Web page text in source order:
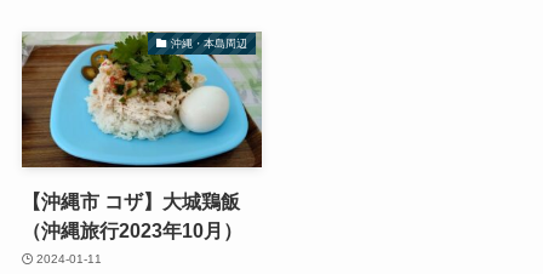
沖縄・本島周辺
【沖縄市 コザ】大城鶏飯
（沖縄旅行2023年10月）
2024-01-11